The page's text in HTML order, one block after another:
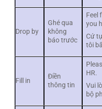
Drop by
Ghé qua
không
báo trước
Feel
you
Cứ
tôi
Fill in
Điền
thông tin
HR.
Vui
bộ